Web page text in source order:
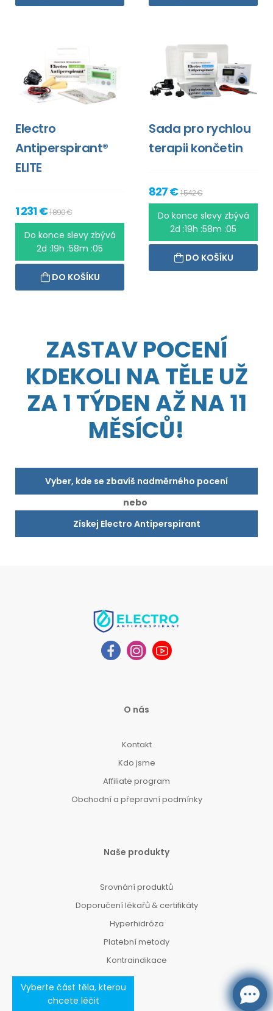
Vyberte část těla, kterou
chcete léčit
Electro
Antiperspirant®
ELITE
1 231 €1 890 €
Do konce slevy zbývá
2d :19h :58m :05
DO KOŠÍKU
Sada pro rychlou
terapii končetin
827 €1 542 €
Do konce slevy zbývá
2d :19h :58m :05
DO KOŠÍKU
ZASTAV POCENÍ
KDEKOLI NA TĚLE UŽ
ZA 1 TÝDEN AŽ NA 11
MĚSÍCŮ!
Vyber, kde se zbavíš nadměrného pocení
nebo
Získej Electro Antiperspirant
O nás
Kontakt
Kdo jsme
Affiliate program
Obchodní a přepravní podmínky
Naše produkty
Srovnání produktů
Doporučení lékařů & certifikáty
Hyperhidróza
Platební metody
Kontraindikace